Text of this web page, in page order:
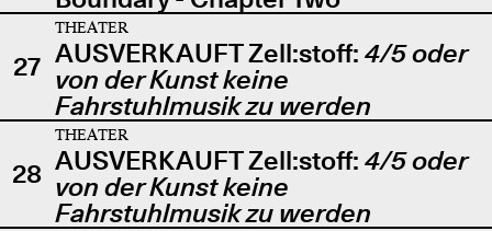
27
THEATER
AUSVERKAUFT Zell:stoff: 4/5 oder
von der Kunst keine
Fahrstuhlmusik zu werden
28
THEATER
AUSVERKAUFT Zell:stoff: 4/5 oder
von der Kunst keine
Fahrstuhlmusik zu werden